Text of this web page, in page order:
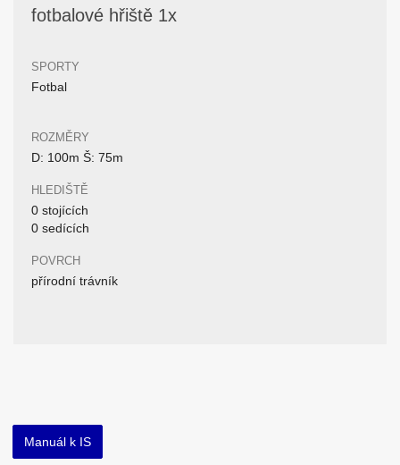
fotbalové hřiště 1x
SPORTY
Fotbal
ROZMĚRY
D: 100m Š: 75m
HLEDIŠTĚ
0 stojících
0 sedících
POVRCH
přírodní trávník
Manuál k IS